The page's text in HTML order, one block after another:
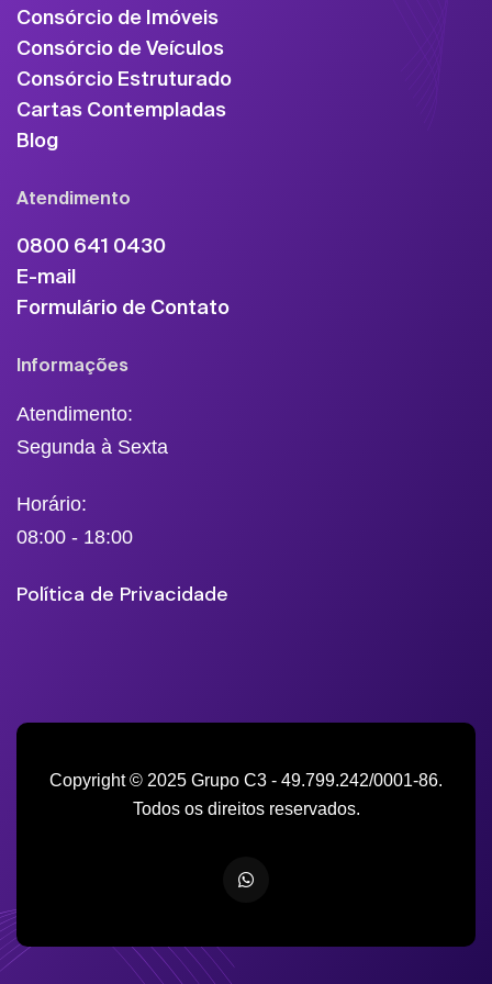
Consórcio de Imóveis
Consórcio de Veículos
Consórcio Estruturado
Cartas Contempladas
Blog
Atendimento
0800 641 0430
E-mail
Formulário de Contato
Informações
Atendimento:
Segunda à Sexta
Horário:
08:00 - 18:00
Política de Privacidade
Copyright © 2025 Grupo C3 - 49.799.242/0001-86.
Todos os direitos reservados.